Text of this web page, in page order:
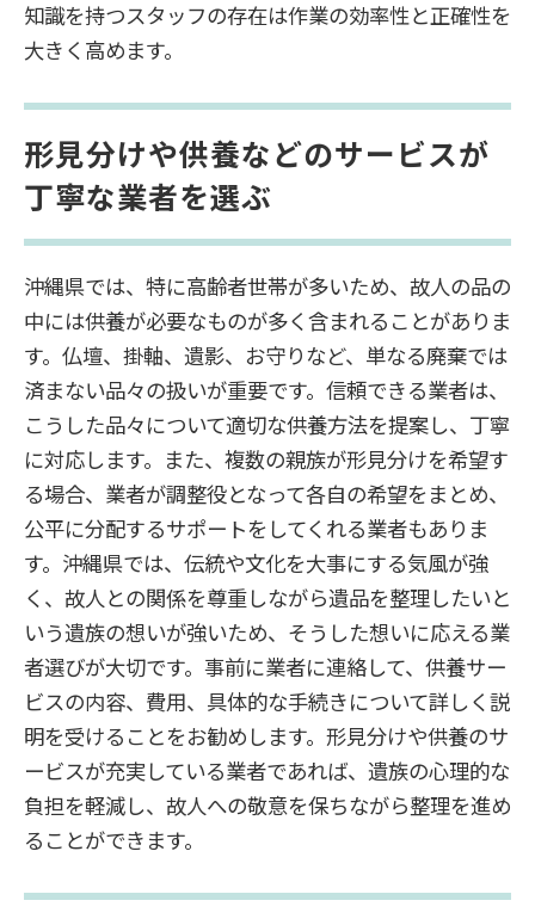
知識を持つスタッフの存在は作業の効率性と正確性を
大きく高めます。
形見分けや供養などのサービスが
丁寧な業者を選ぶ
沖縄県では、特に高齢者世帯が多いため、故人の品の
中には供養が必要なものが多く含まれることがありま
す。仏壇、掛軸、遺影、お守りなど、単なる廃棄では
済まない品々の扱いが重要です。信頼できる業者は、
こうした品々について適切な供養方法を提案し、丁寧
に対応します。また、複数の親族が形見分けを希望す
る場合、業者が調整役となって各自の希望をまとめ、
公平に分配するサポートをしてくれる業者もありま
す。沖縄県では、伝統や文化を大事にする気風が強
く、故人との関係を尊重しながら遺品を整理したいと
いう遺族の想いが強いため、そうした想いに応える業
者選びが大切です。事前に業者に連絡して、供養サー
ビスの内容、費用、具体的な手続きについて詳しく説
明を受けることをお勧めします。形見分けや供養のサ
ービスが充実している業者であれば、遺族の心理的な
負担を軽減し、故人への敬意を保ちながら整理を進め
ることができます。